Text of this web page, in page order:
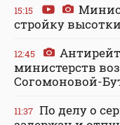
15:15
стройку
12:45
министерств
Согомоновой-
11:37 По делу о